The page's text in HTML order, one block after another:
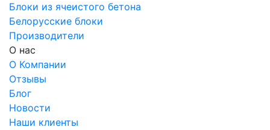
Блоки из ячеистого бетона
Белорусские блоки
Производители
О нас
О Компании
Отзывы
Блог
Новости
Наши клиенты